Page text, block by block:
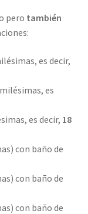
pero también
es decir,
es
es decir, 18
con baño de
con baño de
con baño de